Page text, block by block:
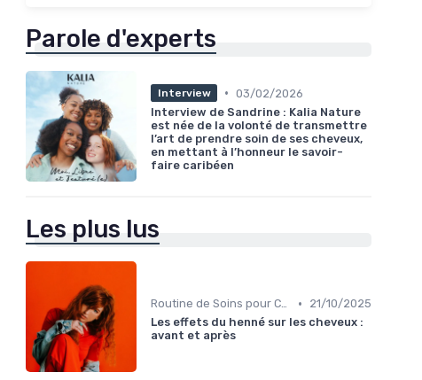
Parole d'experts
Interview • 03/02/2026
Interview de Sandrine : Kalia Nature
est née de la volonté de transmettre
l’art de prendre soin de ses cheveux,
en mettant à l’honneur le savoir-
faire caribéen
Les plus lus
Routine de Soins pour Cheveux Bouclés •
21/10/2025
Les effets du henné sur les cheveux :
avant et après